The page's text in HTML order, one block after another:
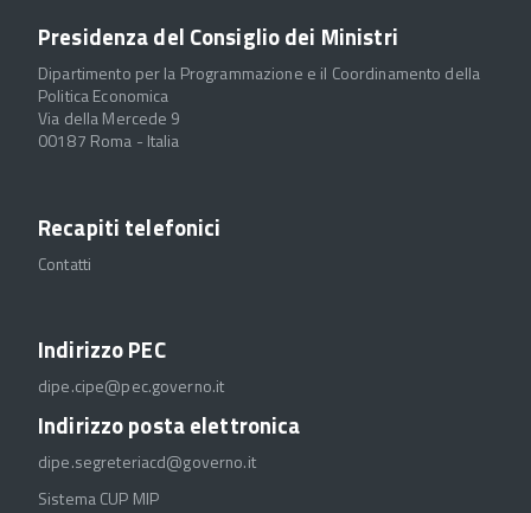
Presidenza del Consiglio dei Ministri
Dipartimento per la Programmazione e il Coordinamento della
Politica Economica
Via della Mercede 9
00187 Roma - Italia
Recapiti telefonici
Contatti
Indirizzo PEC
dipe.cipe@pec.governo.it
Indirizzo posta elettronica
dipe.segreteriacd@governo.it
Sistema CUP MIP